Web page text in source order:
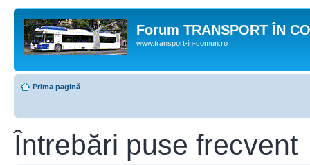
Forum TRANSPORT ÎN
www.transport-in-comun.ro
Prima pagină
Întrebări puse frecvent